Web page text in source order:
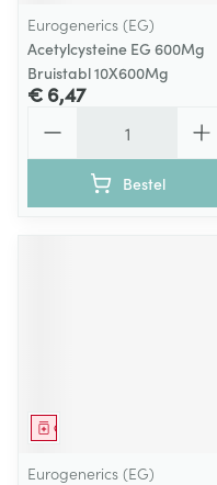
Eurogenerics (EG)
Acetylcysteine EG 600Mg
Bruistabl 10X600Mg
€ 6,47
Bestel
Geneesmiddel
Eurogenerics (EG)